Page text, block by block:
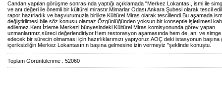
Candan yapılan görüşme sonrasında yaptığı açıklamada "Merkez Lokantası, ismi ile
ve anı değeri ile önemli bir kültürel mirastır.Mimarlar Odası Ankara Şubesi olarak tescil
rapor hazırladık ve başvurumuzla birlikte Kültürel Miras olarak tescillendi.Bu aşamada
değiştirilmesi bile söz konusu olamaz.Özgünlüğünden yoksun bir konseptle işletilmesi
edilemez.Kent İzleme Merkezi bünyesindeki Kültürel Miras komisyonunda görev yapan
uzmanlarımız,süreci değerlendiriyor.Hem restorasyon aşamasında hem de, anı ve
edecek bir sürecin olmaması için hazırlıklarımızı yapıyoruz.AOÇ deki istasyonun başına
içeriksizliğin Merkez Lokantasının başına gelmesine izin vermeyiz "şeklinde konuştu.
Toplam Görüntülenme : 52060